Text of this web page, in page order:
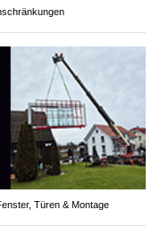
Türen & Montage